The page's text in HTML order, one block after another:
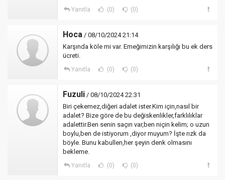
Yanıtla (0) (0)
Hoca / 08/10/2024 21:14
Karşında köle mi var. Emeğimizin karşılığı bu ek ders
ücreti.
Yanıtla (0) (0)
Fuzuli / 08/10/2024 22:31
Biri çekemez,diğeri adalet ister.Kim için,nasıl bir
adalet? Bize göre de bu değiskenlikler,farklılıklar
adalettir.Ben senin saçın var,ben niçin kelim; o uzun
boylu,ben de istiyorum ,diyor muyum? İşte rızk da
böyle. Bunu kabullen,her şeyin denk olmasını
bekleme.
Yanıtla (0) (0)